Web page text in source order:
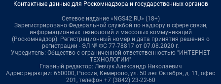
Контактные данные для Роскомнадзора и государственных органов
Сетевое издание «NGS42.RU» (18+)
Зарегистрировано Федеральной службой по надзору в сфере связи,
информационных технологий и массовых коммуникаций
(Роскомнадзор). Регистрационный номер и дата принятия решения о
регистрации - ЭЛ № ФС 77-78817 от 07.08.2020 г.
Учредитель: Общество с ограниченной ответственностью "ИНТЕРНЕТ
ТЕХНОЛОГИИ"
Главный редактор: Левчук Александр Николаевич
Адрес редакции: 650000, Россия, Кемерово, ул. 50 лет Октября, д. 11, офис
201, телефон +7 (3842) 23-22-60